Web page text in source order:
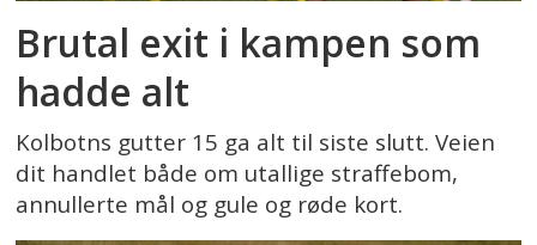
Brutal exit i kampen som
hadde alt
Kolbotns gutter 15 ga alt til siste slutt. Veien
dit handlet både om utallige straffebom,
annullerte mål og gule og røde kort.